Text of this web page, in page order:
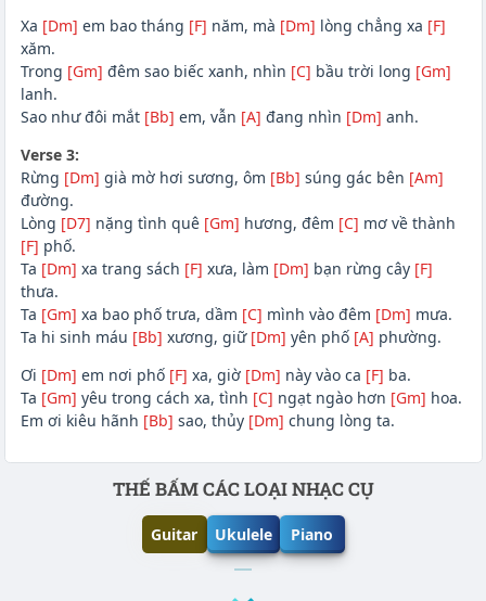
Xa [Dm] em bao tháng [F] năm, mà [Dm] lòng chẳng xa [F]
xăm.
Trong [Gm] đêm sao biếc xanh, nhìn [C] bầu trời long [Gm]
lanh.
Sao như đôi mắt [Bb] em, vẫn [A] đang nhìn [Dm] anh.
Verse 3:
Rừng [Dm] già mờ hơi sương, ôm [Bb] súng gác bên [Am]
đường.
Lòng [D7] nặng tình quê [Gm] hương, đêm [C] mơ về thành
[F] phố.
Ta [Dm] xa trang sách [F] xưa, làm [Dm] bạn rừng cây [F]
thưa.
Ta [Gm] xa bao phố trưa, dầm [C] mình vào đêm [Dm] mưa.
Ta hi sinh máu [Bb] xương, giữ [Dm] yên phố [A] phường.
Ơi [Dm] em nơi phố [F] xa, giờ [Dm] này vào ca [F] ba.
Ta [Gm] yêu trong cách xa, tình [C] ngạt ngào hơn [Gm] hoa.
Em ơi kiêu hãnh [Bb] sao, thủy [Dm] chung lòng ta.
Phần nội dungTHẾ BẤM CÁC LOẠI NHẠC CỤ
Guitar Ukulele Piano